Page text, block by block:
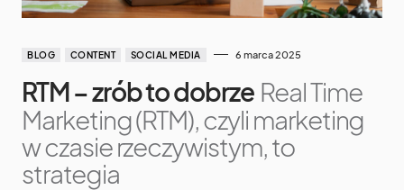
BLOG CONTENT SOCIAL MEDIA 6 marca 2025
RTM – zrób to dobrze Real Time
Marketing (RTM), czyli marketing
w czasie rzeczywistym, to
strategia